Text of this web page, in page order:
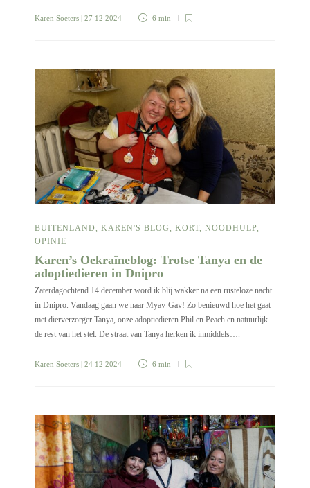
Karen Soeters | 27 12 2024 6 min
BUITENLAND KAREN'S BLOG KORT NOODHULP
OPINIE
Karen’s Oekraïneblog: Trotse Tanya en de
adoptiedieren in Dnipro
Zaterdagochtend 14 december word ik blij wakker na een rusteloze nacht
in Dnipro. Vandaag gaan we naar Myav-Gav! Zo benieuwd hoe het gaat
met dierverzorger Tanya, onze adoptiedieren Phil en Peach en natuurlijk
de rest van het stel. De straat van Tanya herken ik inmiddels….
Karen Soeters | 24 12 2024 6 min